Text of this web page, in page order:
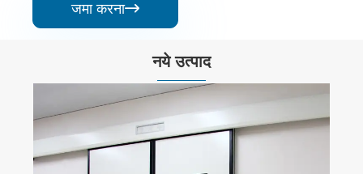
जमा करना
नये उत्पाद